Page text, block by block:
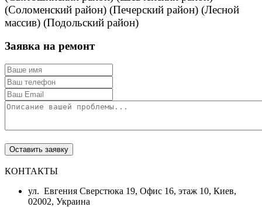
(Соломенский район) (Печерский район) (Лесной
массив) (Подольский район)
Заявка на ремонт
КОНТАКТЫ
ул. Евгения Сверстюка 19, Офис 16, этаж 10, Киев,
02002, Украина